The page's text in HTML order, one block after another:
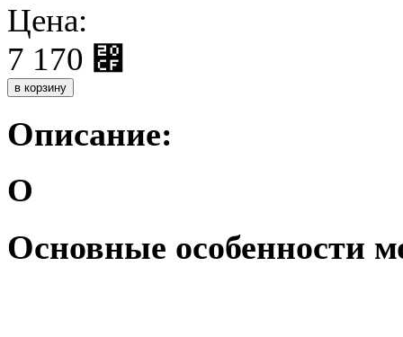
Цена:
7 170 ⃏
Описание:
О
Основные особенности